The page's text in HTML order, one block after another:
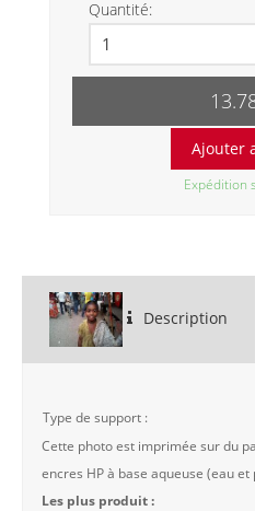
Quantité:
Expédition
Description
Type de support :
Cette photo est imprimée sur du
encres HP à base aqueuse (eau et
Les plus produit :